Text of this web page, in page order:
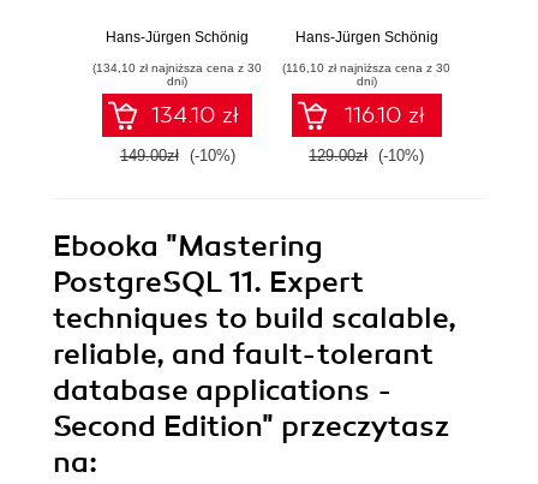
advanced
optimization, and
security strategies
- Sixth Edition
Hans-Jürgen Schönig
(134,10 zł najniższa cena z 30
dni)
134.10 zł
149.00zł (-10%)
database
efficiently with
PostgreSQL 13 -
Fourth Edition
Hans-Jürgen Schönig
(116,10 zł najniższa cena z 30
dni)
116.10 zł
129.00zł (-10%)
Ebooka "Mastering
PostgreSQL 11. Expert
techniques to build scalable,
reliable, and fault-tolerant
database applications -
Second Edition" przeczytasz
na: